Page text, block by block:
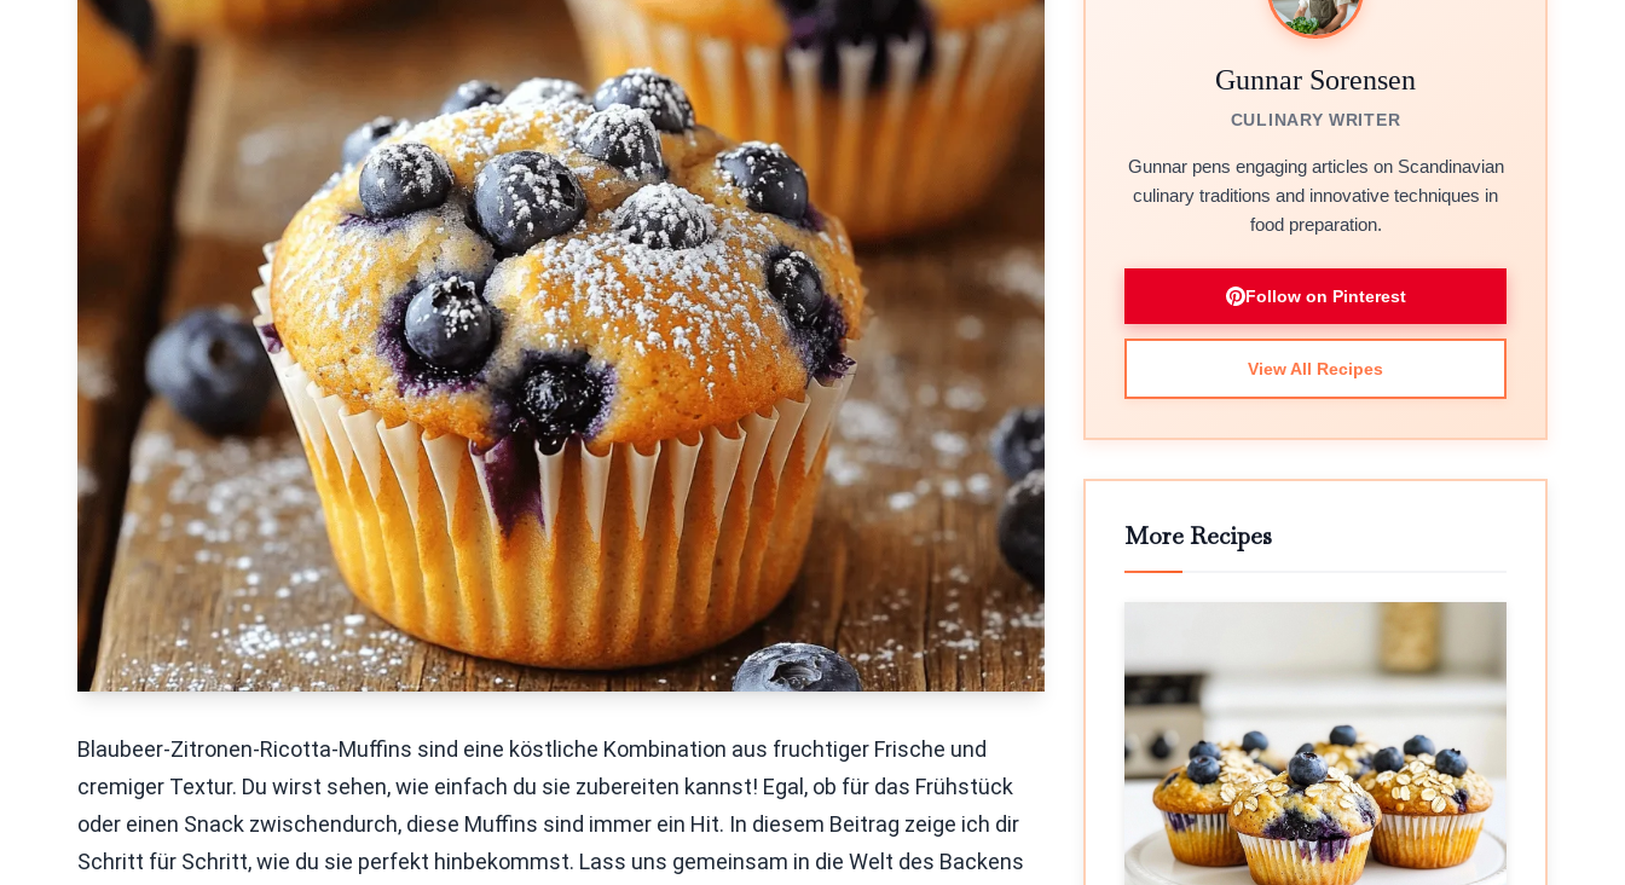
Blaubeer-Zitronen-Ricotta-Muffins sind eine köstliche Kombination aus fruchtiger Frische und
cremiger Textur. Du wirst sehen, wie einfach du sie zubereiten kannst! Egal, ob für das Frühstück
oder einen Snack zwischendurch, diese Muffins sind immer ein Hit. In diesem Beitrag zeige ich dir
Schritt für Schritt, wie du sie perfekt hinbekommst. Lass uns gemeinsam in die Welt des Backens
Gunnar Sorensen
CULINARY WRITER
Gunnar pens engaging articles on Scandinavian
culinary traditions and innovative techniques in
food preparation.
Follow on Pinterest
View All Recipes
More Recipes